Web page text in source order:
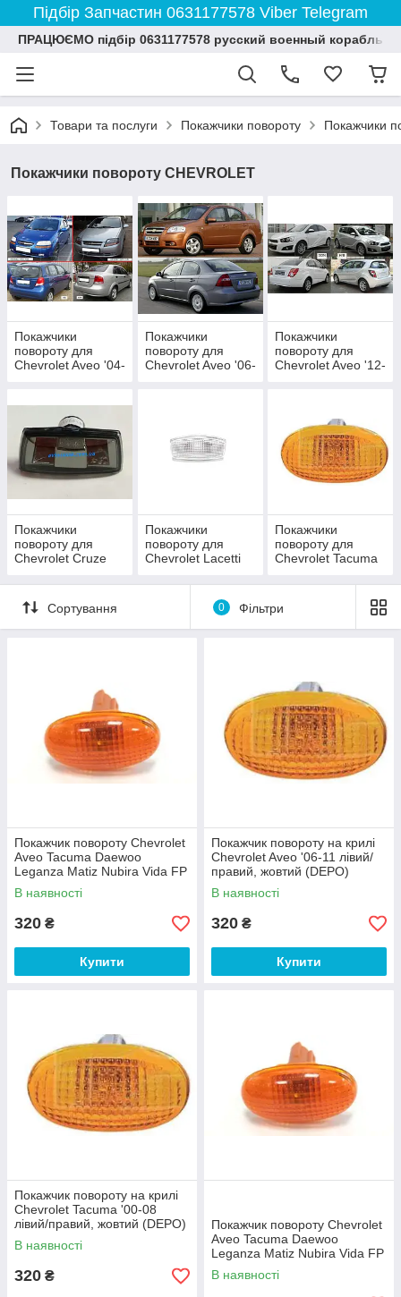
Підбір Запчастин 0631177578 Viber Telegram
ПРАЦЮЄМО підбір 0631177578 русский военный корабль
Товари та послуги Покажчики повороту Покажчики
Покажчики повороту CHEVROLET
Покажчики
повороту для
Chevrolet Aveo '04-
Покажчики
повороту для
Chevrolet Aveo '06-
Покажчики
повороту для
Chevrolet Aveo '12-
Покажчики
повороту для
Chevrolet Cruze
Покажчики
повороту для
Chevrolet Lacetti
Покажчики
повороту для
Chevrolet Tacuma
Сортування 0 Фільтри
Покажчик повороту Chevrolet
Aveo Tacuma Daewoo
Leganza Matiz Nubira Vida FP
1141 KB10-E 96323669
96190579
В наявності
320 ₴
Купити
Покажчик повороту на крилі
Chevrolet Aveo '06-11 лівий/
правий, жовтий (DEPO)
В наявності
320 ₴
Купити
Покажчик повороту на крилі
Chevrolet Tacuma '00-08
лівий/правий, жовтий (DEPO)
В наявності
320 ₴
Покажчик повороту Chevrolet
Aveo Tacuma Daewoo
Leganza Matiz Nubira Vida FP
1141 KB10-E 96323669
96190579
В наявності